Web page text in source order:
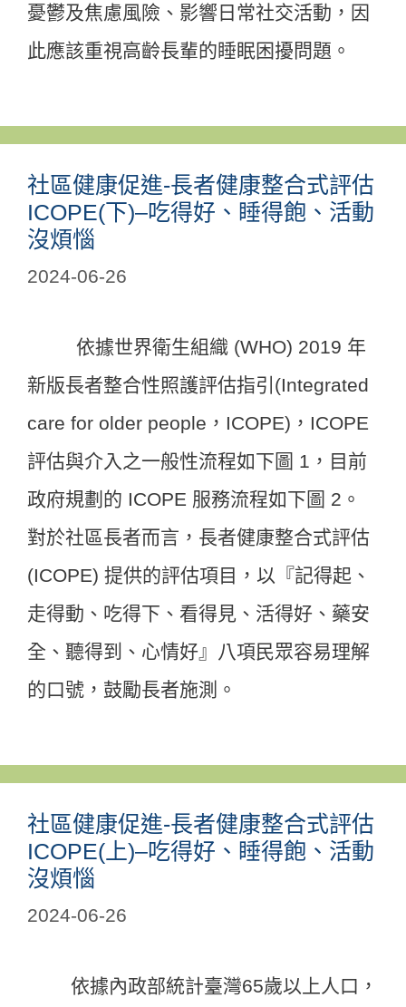
憂鬱及焦慮風險、影響日常社交活動，因
此應該重視高齡長輩的睡眠困擾問題。
社區健康促進-長者健康整合式評估
ICOPE(下)–吃得好、睡得飽、活動
沒煩惱
2024-06-26
依據世界衛生組織 (WHO) 2019 年
新版長者整合性照護評估指引(Integrated
care for older people，ICOPE)，ICOPE
評估與介入之一般性流程如下圖 1，目前
政府規劃的 ICOPE 服務流程如下圖 2。
對於社區長者而言，長者健康整合式評估
(ICOPE) 提供的評估項目，以『記得起、
走得動、吃得下、看得見、活得好、藥安
全、聽得到、心情好』八項民眾容易理解
的口號，鼓勵長者施測。
社區健康促進-長者健康整合式評估
ICOPE(上)–吃得好、睡得飽、活動
沒煩惱
2024-06-26
依據內政部統計臺灣65歲以上人口，